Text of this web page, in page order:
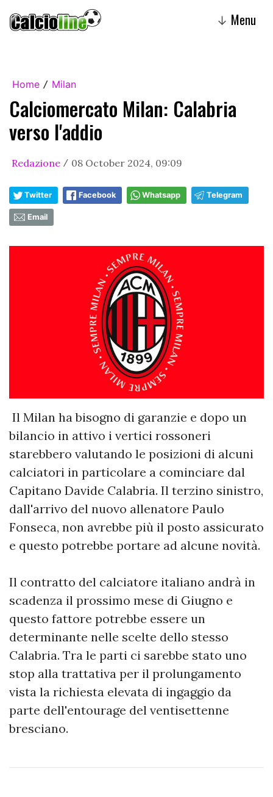
↓ Menu
Home / Milan
Calciomercato Milan: Calabria
verso l'addio
Redazione / 08 October 2024, 09:09
Twitter Facebook Whatsapp Telegram
Email
Il Milan ha bisogno di garanzie e dopo un
bilancio in attivo i vertici rossoneri
starebbero valutando le posizioni di alcuni
calciatori in particolare a cominciare dal
Capitano Davide Calabria. Il terzino sinistro,
dall'arrivo del nuovo allenatore Paulo
Fonseca, non avrebbe più il posto assicurato
e questo potrebbe portare ad alcune novità.
Il contratto del calciatore italiano andrà in
scadenza il prossimo mese di Giugno e
questo fattore potrebbe essere un
determinante nelle scelte dello stesso
Calabria. Tra le parti ci sarebbe stato uno
stop alla trattativa per il prolungamento
vista la richiesta elevata di ingaggio da
parte dell'entourage del ventisettenne
bresciano.